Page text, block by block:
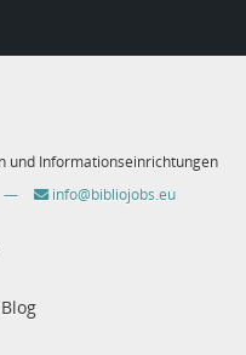
und Informationseinrichtungen
— info@bibliojobs.eu
Blog